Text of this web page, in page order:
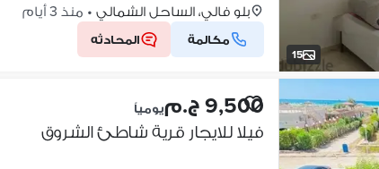
15
بلو فالي، الساحل الشمالي • منذ 3 أيام
مكالمة المحادثه
9,500 ج.م يومياً
فيلا للايجار قرية شاطئ الشروق